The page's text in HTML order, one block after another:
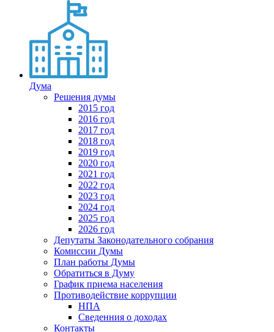
Дума
Решения думы
2015 год
2016 год
2017 год
2018 год
2019 год
2020 год
2021 год
2022 год
2023 год
2024 год
2025 год
2026 год
Депутаты Законодательного собрания
Комиссии Думы
План работы Думы
Обратиться в Думу
График приема населения
Противодействие коррупции
НПА
Сведенния о доходах
Контакты